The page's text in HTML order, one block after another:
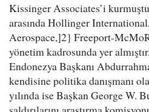
Kissinger Associates’i
arasında Hollinger
Aerospace,]2} Freeport-
yönetim kadrosunda yer
Endonezya Başkanı
kendisine politika danışmanı
yılında ise Başkan George W.